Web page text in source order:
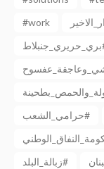
#work
حرامي_الشعب#
زبالة_البلد#